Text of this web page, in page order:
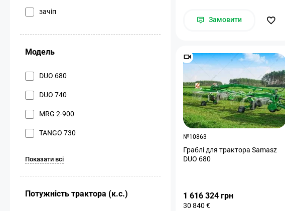
зачіп
Модель
DUO 680
DUO 740
MRG 2-900
TANGO 730
Показати всі
Потужність трактора (к.с.)
Замовити
№10863
Граблі для трактора Samasz
DUO 680
1 616 324 грн
30 840 €